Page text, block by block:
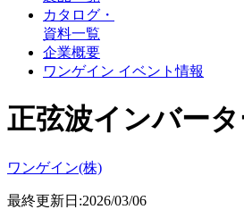
カタログ・
資料一覧
企業概要
ワンゲイン イベント情報
正弦波インバー
ワンゲイン(株)
最終更新日:2026/03/06